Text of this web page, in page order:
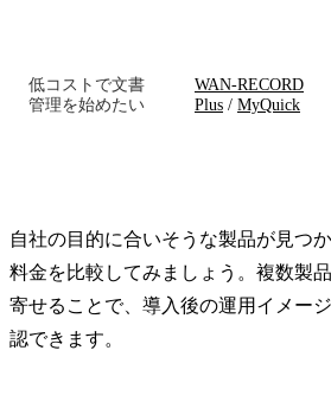
低コストで文書
管理を始めたい
WAN-RECORD
Plus / MyQuick
自社の目的に合いそうな製品が見つ
料金を比較してみましょう。複数製
寄せることで、導入後の運用イメー
認できます。